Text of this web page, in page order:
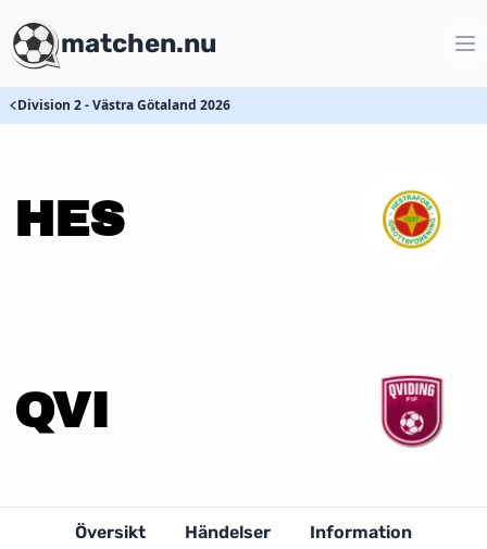
matchen.nu
Division 2 - Västra Götaland 2026
HES
QVI
Översikt Händelser Information